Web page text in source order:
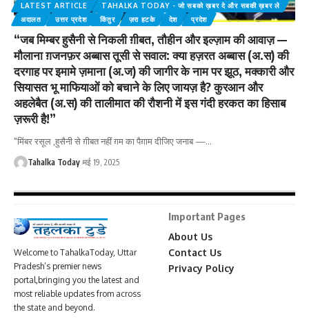
LATEST ARTICLE
TAHALKA TODAY - जो सबको ख़बर दे और सबकी ख़बर ले
अदालत
उत्तर प्रदेश किंतुर ज़रा हटके देश प्रदेश
“जब मिम्बर हुसैनी से निकली ग़ीबत, तौहीन और इल्ज़ाम की आवाज़ —
मौलाना ग़जनफ़र अब्बास तूसी से सवाल: क्या हज़रत अब्बास (अ.स) की
दरगाह पर इमामे ज़माना (अ.ज) की जागीर के नाम पर झूठ, मक्कारी और
सियासत भू माफियाओं को बचाने के लिए जायज़ है? कुरआन और
अहलेबैत (अ.स) की तालीमात की रौशनी में इस गंदी हरकत का हिसाब
ज़रूरी है!”
"मिंबर रसूल ,हुसैनी से ग़ीबत नहीं ग़म का पैग़ाम दीजिए जनाब —…
Tahalka Today मई 19, 2025
Welcome to TahalkaToday, Uttar
Pradesh’s premier news
portal,bringing you the latest and
most reliable updates from across
the state and beyond.
Important Pages
About Us
Contact Us
Privacy Policy